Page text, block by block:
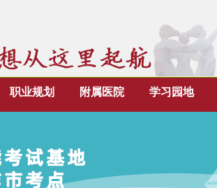
职业规划 附属医院 学习园地